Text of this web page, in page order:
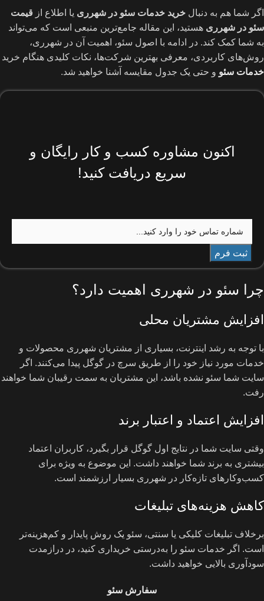
اگر شما هم به دنبال خرید خدمات سئو در شهرری یا اطلاع از قیمت
سئو در شهرری هستید، این مقاله جامع‌ترین منبعی است که می‌تواند
به شما کمک کند. در ادامه با اصول سئو، اهمیت آن در شهرری،
روش‌های کاربردی، معرفی بهترین شرکت‌ها، نکات کلیدی هنگام خرید
خدمات سئو و حتی یک جدول مقایسه آشنا خواهید شد.
اکنون مشاوره کسب و کار رایگان و
سریع دریافت کنید!
چرا سئو در شهرری اهمیت دارد؟
افزایش مشتریان محلی
با توجه به رشد اینترنت، بسیاری از مشتریان شهرری محصولات و
خدمات مورد نیاز خود را از طریق سرچ در گوگل پیدا می‌کنند. اگر
سایت شما سئو نشده باشد، این مشتریان به سمت رقیبان شما خواهند
رفت.
افزایش اعتماد و اعتبار برند
وقتی سایت شما در نتایج اول گوگل قرار بگیرد، کاربران اعتماد
بیشتری به برند شما خواهند داشت. این موضوع به ویژه برای
کسب‌وکارهای تازه‌کار در شهرری بسیار ارزشمند است.
کاهش هزینه‌های تبلیغات
برخلاف تبلیغات کلیکی یا سنتی، سئو یک روش پایدار و کم‌هزینه‌تر
است. اگر خدمات سئو را به‌درستی خریداری کنید، در درازمدت
سودآوری بالایی خواهید داشت.
سفارش سئو